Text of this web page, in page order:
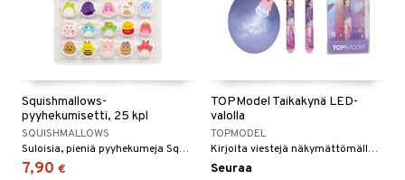
Squishmallows-
pyyhekumisetti, 25 kpl
SQUISHMALLOWS
Suloisia, pieniä pyyhekumeja Squishmallows-kuvioilla.
7,90 €
TOPModel Taikakynä LED-
valolla
TOPMODEL
Kirjoita viestejä näkymättömällä musteella.
Seuraa